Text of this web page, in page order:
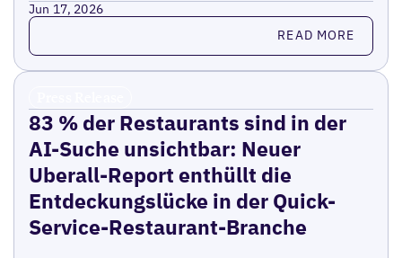
Jun 17, 2026
Read more READ MORE
83 % der Restaurants sind in der
AI-Suche unsichtbar: Neuer
Uberall-Report enthüllt die
Entdeckungslücke in der Quick-
Service-Restaurant-Branche